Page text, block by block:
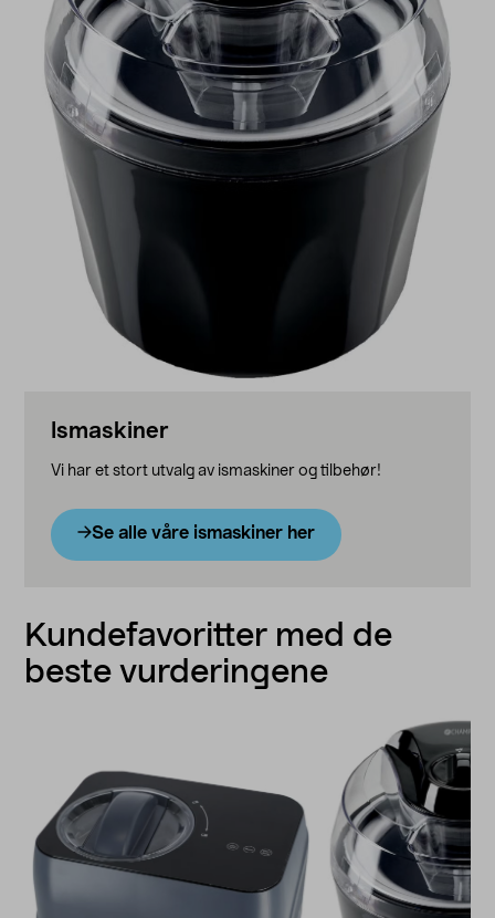
Ismaskiner
Vi har et stort utvalg av ismaskiner og tilbehør!
Se alle våre ismaskiner her
Kundefavoritter med de
beste vurderingene